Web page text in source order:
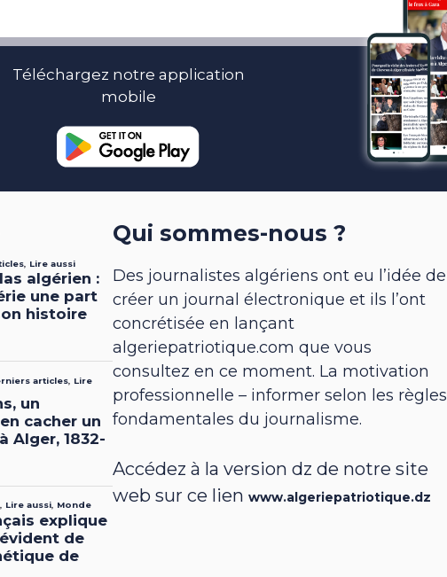
Téléchargez notre application
mobile
Qui sommes-nous ?
Des journalistes algériens ont eu l’idée de
créer un journal électronique et ils l’ont
concrétisée en lançant
algeriepatriotique.com que vous
consultez en ce moment. La motivation
professionnelle – informer selon les règles
fondamentales du journalisme.
Accédez à la version dz de notre site
web sur ce lienwww.algeriepatriotique.dz